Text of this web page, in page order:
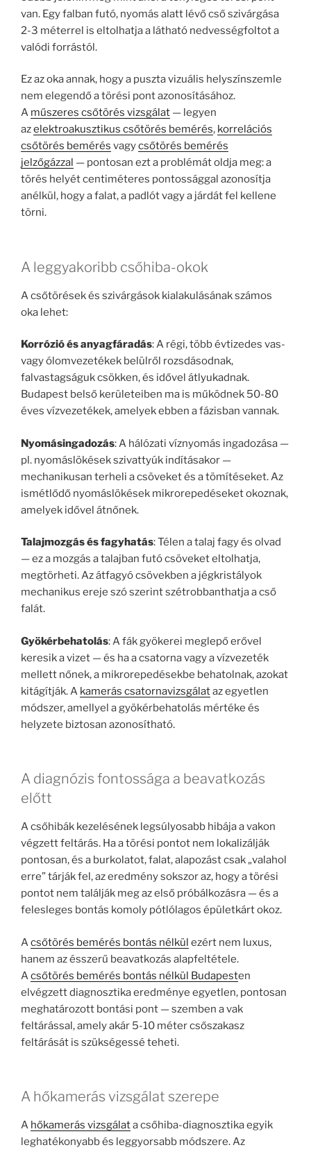
van. Egy falban futó, nyomás alatt lévő cső szivárgása
2-3 méterrel is eltolhatja a látható nedvességfoltot a
valódi forrástól.
Ez az oka annak, hogy a puszta vizuális helyszínszemle
nem elegendő a törési pont azonosításához.
A műszeres csőtörés vizsgálat — legyen
azelektroakusztikus csőtörés bemérés, korrelációs
csőtörés bemérés vagycsőtörés bemérés
jelzőgázzal — pontosan ezt a problémát oldja meg: a
törés helyét centiméteres pontossággal azonosítja
anélkül, hogy a falat, a padlót vagy a járdát fel kellene
törni.
A leggyakoribb csőhiba-okok
A csőtörések és szivárgások kialakulásának számos
oka lehet:
Korrózió és anyagfáradás: A régi, több évtizedes vas-
vagy ólomvezetékek belülről rozsdásodnak,
falvastagságuk csökken, és idővel átlyukadnak.
Budapest belső kerületeiben ma is működnek 50-80
éves vízvezetékek, amelyek ebben a fázisban vannak.
Nyomásingadozás: A hálózati víznyomás ingadozása —
pl. nyomáslökések szivattyúk indításakor —
mechanikusan terheli a csöveket és a tömítéseket. Az
ismétlődő nyomáslökések mikrorepedéseket okoznak,
amelyek idővel átnőnek.
Talajmozgás és fagyhatás: Télen a talaj fagy és olvad
— ez a mozgás a talajban futó csöveket eltolhatja,
megtörheti. Az átfagyó csövekben a jégkristályok
mechanikus ereje szó szerint szétrobbanthatja a cső
falát.
Gyökérbehatolás: A fák gyökerei meglepő erővel
keresik a vizet — és ha a csatorna vagy a vízvezeték
mellett nőnek, a mikrorepedésekbe behatolnak, azokat
kitágítják. A kamerás csatornavizsgálataz egyetlen
módszer, amellyel a gyökérbehatolás mértéke és
helyzete biztosan azonosítható.
A diagnózis fontossága a beavatkozás
előtt
A csőhibák kezelésének legsúlyosabb hibája a vakon
végzett feltárás. Ha a törési pontot nem lokalizálják
pontosan, és a burkolatot, falat, alapozást csak „valahol
erre” tárják fel, az eredmény sokszor az, hogy a törési
pontot nem találják meg az első próbálkozásra — és a
felesleges bontás komoly pótlólagos épületkárt okoz.
Acsőtörés bemérés bontás nélkül ezért nem luxus,
hanem az ésszerű beavatkozás alapfeltétele.
Acsőtörés bemérés bontás nélkül Budapesten
elvégzett diagnosztika eredménye egyetlen, pontosan
meghatározott bontási pont — szemben a vak
feltárással, amely akár 5-10 méter csőszakasz
feltárását is szükségessé teheti.
A hőkamerás vizsgálat szerepe
A hőkamerás vizsgálata csőhiba-diagnosztika egyik
leghatékonyabb és leggyorsabb módszere. Az